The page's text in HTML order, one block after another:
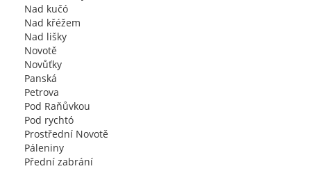
Nad kučó
Nad křéžem
Nad lišky
Novotě
Novůťky
Panská
Petrova
Pod Raňůvkou
Pod rychtó
Prostřední Novotě
Páleniny
Přední zabrání